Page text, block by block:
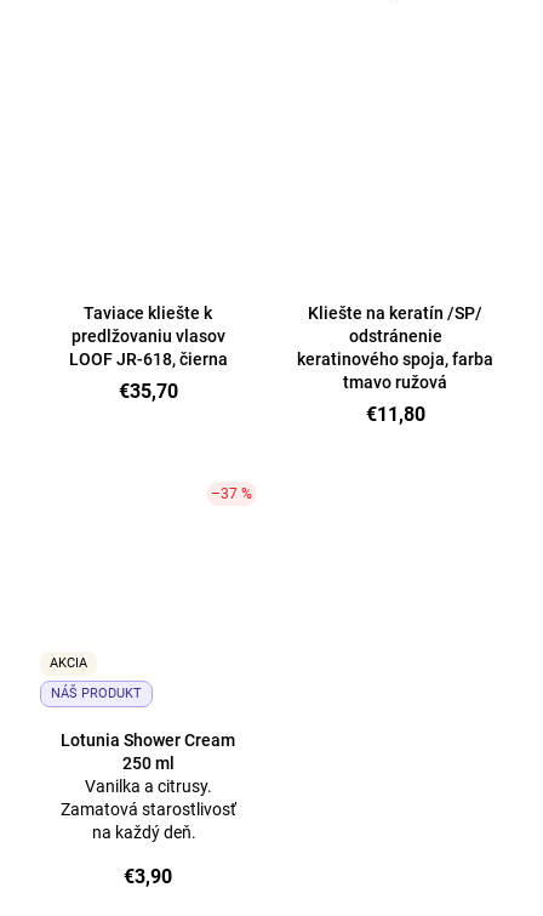
Taviace kliešte k
predlžovaniu vlasov
LOOF JR-618, čierna
€35,70
Kliešte na keratín /SP/
odstránenie
keratinového spoja, farba
tmavo ružová
€11,80
AKCIA
NÁŠ PRODUKT
–37 %
Lotunia Shower Cream
250 ml
Vanilka a citrusy.
Zamatová starostlivosť
na každý deň.
€3,90